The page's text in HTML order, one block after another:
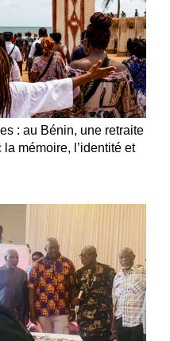
: au Bénin, une retraite
mémoire, l’identité et